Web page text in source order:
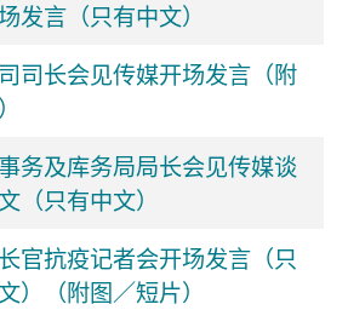
发言（只有中文）
司长会见传媒开场发言（附
务及库务局局长会见传媒谈
（只有中文）
官抗疫记者会开场发言（只
）（附图／短片）